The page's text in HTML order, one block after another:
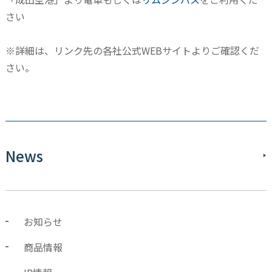
さい
※詳細は、リンク先の各社公式WEBサイトよりご確認くだ
さい。
News
お知らせ
商品情報